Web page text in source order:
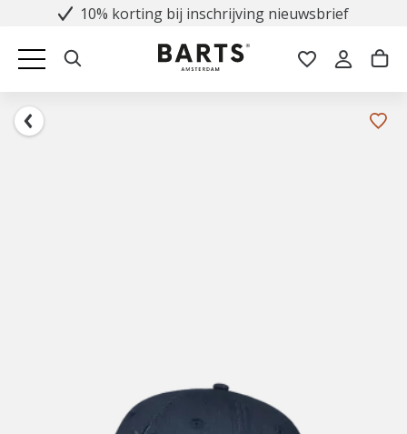
10% korting bij inschrijving nieuwsbrief